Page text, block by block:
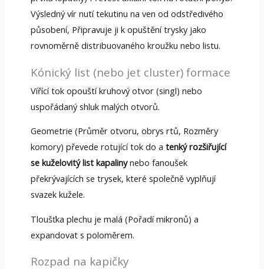
Výsledný vír nutí tekutinu na ven od odstředivého
působení, Připravuje ji k opuštění trysky jako
rovnoměrně distribuovaného kroužku nebo listu.
Kónický list (nebo jet cluster) formace
Vířící tok opouští kruhový otvor (singl) nebo
uspořádaný shluk malých otvorů.
Geometrie (Průměr otvoru, obrys rtů, Rozměry
komory) převede rotující tok do a tenký rozšiřující
se kuželovitý list kapalinynebo fanoušek
překrývajících se trysek, které společně vyplňují
svazek kužele.
Tloušťka plechu je malá (Pořadí mikronů) a
expandovat s poloměrem.
Rozpad na kapičky